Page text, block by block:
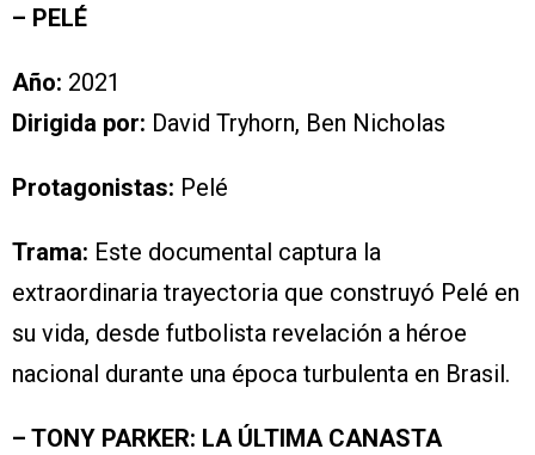
– PELÉ
Año: 2021
Dirigida por: David Tryhorn, Ben Nicholas
Protagonistas: Pelé
Trama: Este documental captura la
extraordinaria trayectoria que construyó Pelé en
su vida, desde futbolista revelación a héroe
nacional durante una época turbulenta en Brasil.
– TONY PARKER: LA ÚLTIMA CANASTA